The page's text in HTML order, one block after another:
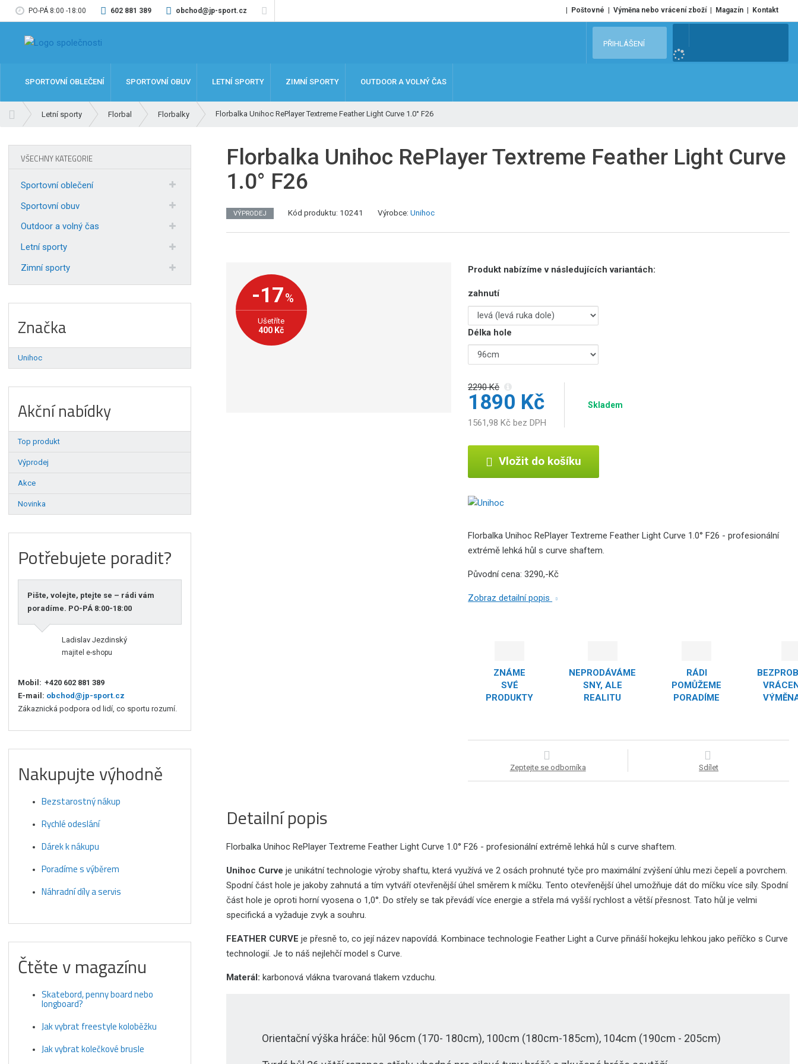
PO-PÁ 8:00 -18:00 602 881 389 obchod@jp-sport.cz Poštovné Výměna nebo vrácení zboží Magazín Kontakt
e
PŘIHLÁŠENÍ
SPORTOVNÍ OBLEČENÍ SPORTOVNÍ OBUV LETNÍ SPORTY ZIMNÍ SPORTY OUTDOOR A VOLNÝ ČAS
Letní sporty Florbal Florbalky Florbalka Unihoc RePlayer Textreme Feather Light Curve 1.0° F26
Florbalka Unihoc RePlayer Textreme Feather Light Curve
1.0° F26
VÝPRODEJ Kód produktu: 10241 Výrobce: Unihoc
Produkt nabízíme v následujících variantách:
zahnutí
Délka hole
-17%
Ušetříte
400 Kč
2290 Kč
1890 Kč
1561,98 Kč bez DPH
Skladem
Vložit do košíku
Florbalka Unihoc RePlayer Textreme Feather Light Curve 1.0° F26 - profesionální
extrémě lehká hůl s curve shaftem.
Původní cena: 3290,-Kč
Zobraz detailní popis
ZNÁME
SVÉ
PRODUKTY
NEPRODÁVÁME
SNY, ALE
REALITU
RÁDI
POMŮŽEME
PORADÍME
Zeptejte se odborníka Sdílet
Detailní popis
Florbalka Unihoc RePlayer Textreme Feather Light Curve 1.0° F26 - profesionální extrémě lehká hůl s curve shaftem.
Unihoc Curve je unikátní technologie výroby shaftu, která využívá ve 2 osách prohnuté tyče pro maximální zvýšení úhlu mezi čepelí a povrchem.
Spodní část hole je jakoby zahnutá a tím vytváří otevřenější úhel směrem k míčku. Tento otevřenější úhel umožňuje dát do míčku více síly. Spodní
část hole je oproti horní vyosena o 1,0°. Do střely se tak převádí více energie a střela má vyšší rychlost a větší přesnost. Tato hůl je velmi
specifická a vyžaduje zvyk a souhru.
FEATHER CURVE je přesně to, co její název napovídá. Kombinace technologie Feather Light a Curve přináší hokejku lehkou jako peříčko s Curve
technologií. Je to náš nejlehčí model s Curve.
Materál: karbonová vlákna tvarovaná tlakem vzduchu.
Orientační výška hráče: hůl 96cm (170- 180cm), 100cm (180cm-185cm), 104cm (190cm - 205cm)
VŠECHNY KATEGORIE
Sportovní oblečení
Sportovní obuv
Outdoor a volný čas
Letní sporty
Zimní sporty
Značka
Unihoc
Akční nabídky
Top produkt
Výprodej
Akce
Novinka
Potřebujete poradit?
Pište, volejte, ptejte se – rádi vám
poradíme. PO-PÁ 8:00-18:00
Ladislav Jezdinský
majitel e-shopu
Mobil: +420 602 881 389
E-mail: obchod@jp-sport.cz
Zákaznická podpora od lidí, co sportu rozumí.
Nakupujte výhodně
Bezstarostný nákup
Rychlé odeslání
Dárek k nákupu
Poradíme s výběrem
Náhradní díly a servis
Čtěte v magazínu
Skatebord, penny board nebo
longboard?
Jak vybrat freestyle koloběžku
Jak vybrat kolečkové brusle